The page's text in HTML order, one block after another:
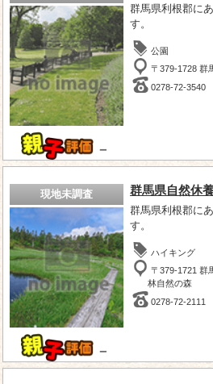
－
群馬県利根郡に
す。
公園
〒379-1728 群
0278-72-3540
現地未調査
－
群馬県自然休
群馬県利根郡に
す。
ハイキング
〒379-1721 群
林自然の森
0278-72-2111